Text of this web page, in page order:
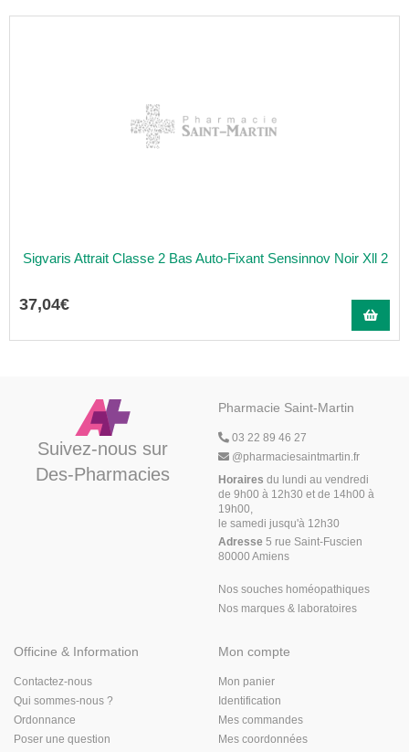
Sigvaris Attrait Classe 2 Bas Auto-Fixant Sensinnov Noir Xll 2
37,04€
Suivez-nous sur
Des-Pharmacies
Pharmacie Saint-Martin
03 22 89 46 27
@pharmaciesaintmartin.fr
Horaires du lundi au vendredi
de 9h00 à 12h30 et de 14h00 à
19h00,
le samedi jusqu'à 12h30
Adresse 5 rue Saint-Fuscien
80000 Amiens
Nos souches homéopathiques
Nos marques & laboratoires
Officine & Information
Contactez-nous
Qui sommes-nous ?
Ordonnance
Poser une question
Mon compte
Mon panier
Identification
Mes commandes
Mes coordonnées